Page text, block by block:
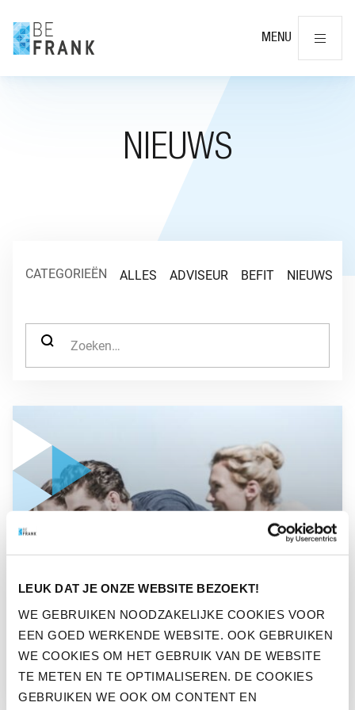
LEUK DAT JE ONZE WEBSITE BEZOEKT!
WE GEBRUIKEN NOODZAKELIJKE COOKIES VOOR
EEN GOED WERKENDE WEBSITE. OOK GEBRUIKEN
WE COOKIES OM HET GEBRUIK VAN DE WEBSITE
TE METEN EN TE OPTIMALISEREN. DE COOKIES
GEBRUIKEN WE OOK OM CONTENT EN
MENU
NIEUWS
CATEGORIEËN ALLES ADVISEUR BEFIT NIEUWS
ZOEK NAAR:
PENSIOENHERVORMING
MOET NIET VOORUIT
WORDEN GESCHOVEN
PERS